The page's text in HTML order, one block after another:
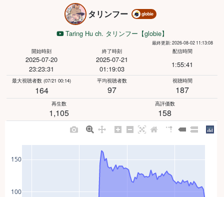
タリンフー
globie
Taring Hu ch. タリンフー【globie】
最終更新: 2026-08-02 11:13:08
開始時刻
2025-07-20
23:23:31
終了時刻
2025-07-21
01:19:03
配信時間
1:55:41
最大視聴者数 (07/21 00:14)
164
平均視聴者数
97
視聴時間
187
再生数
1,105
高評価数
158
100
150